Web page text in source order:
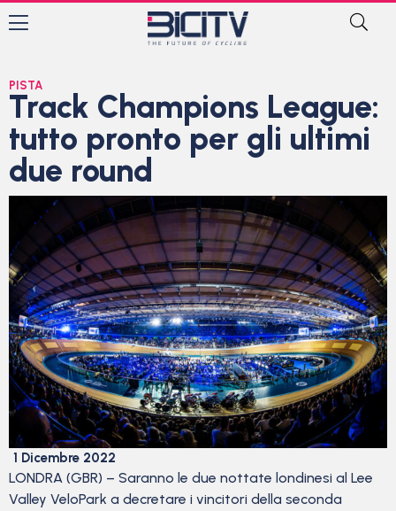
PISTA
Track Champions League:
tutto pronto per gli ultimi
due round
1 Dicembre 2022
LONDRA (GBR) – Saranno le due nottate londinesi al Lee
Valley VeloPark a decretare i vincitori della seconda